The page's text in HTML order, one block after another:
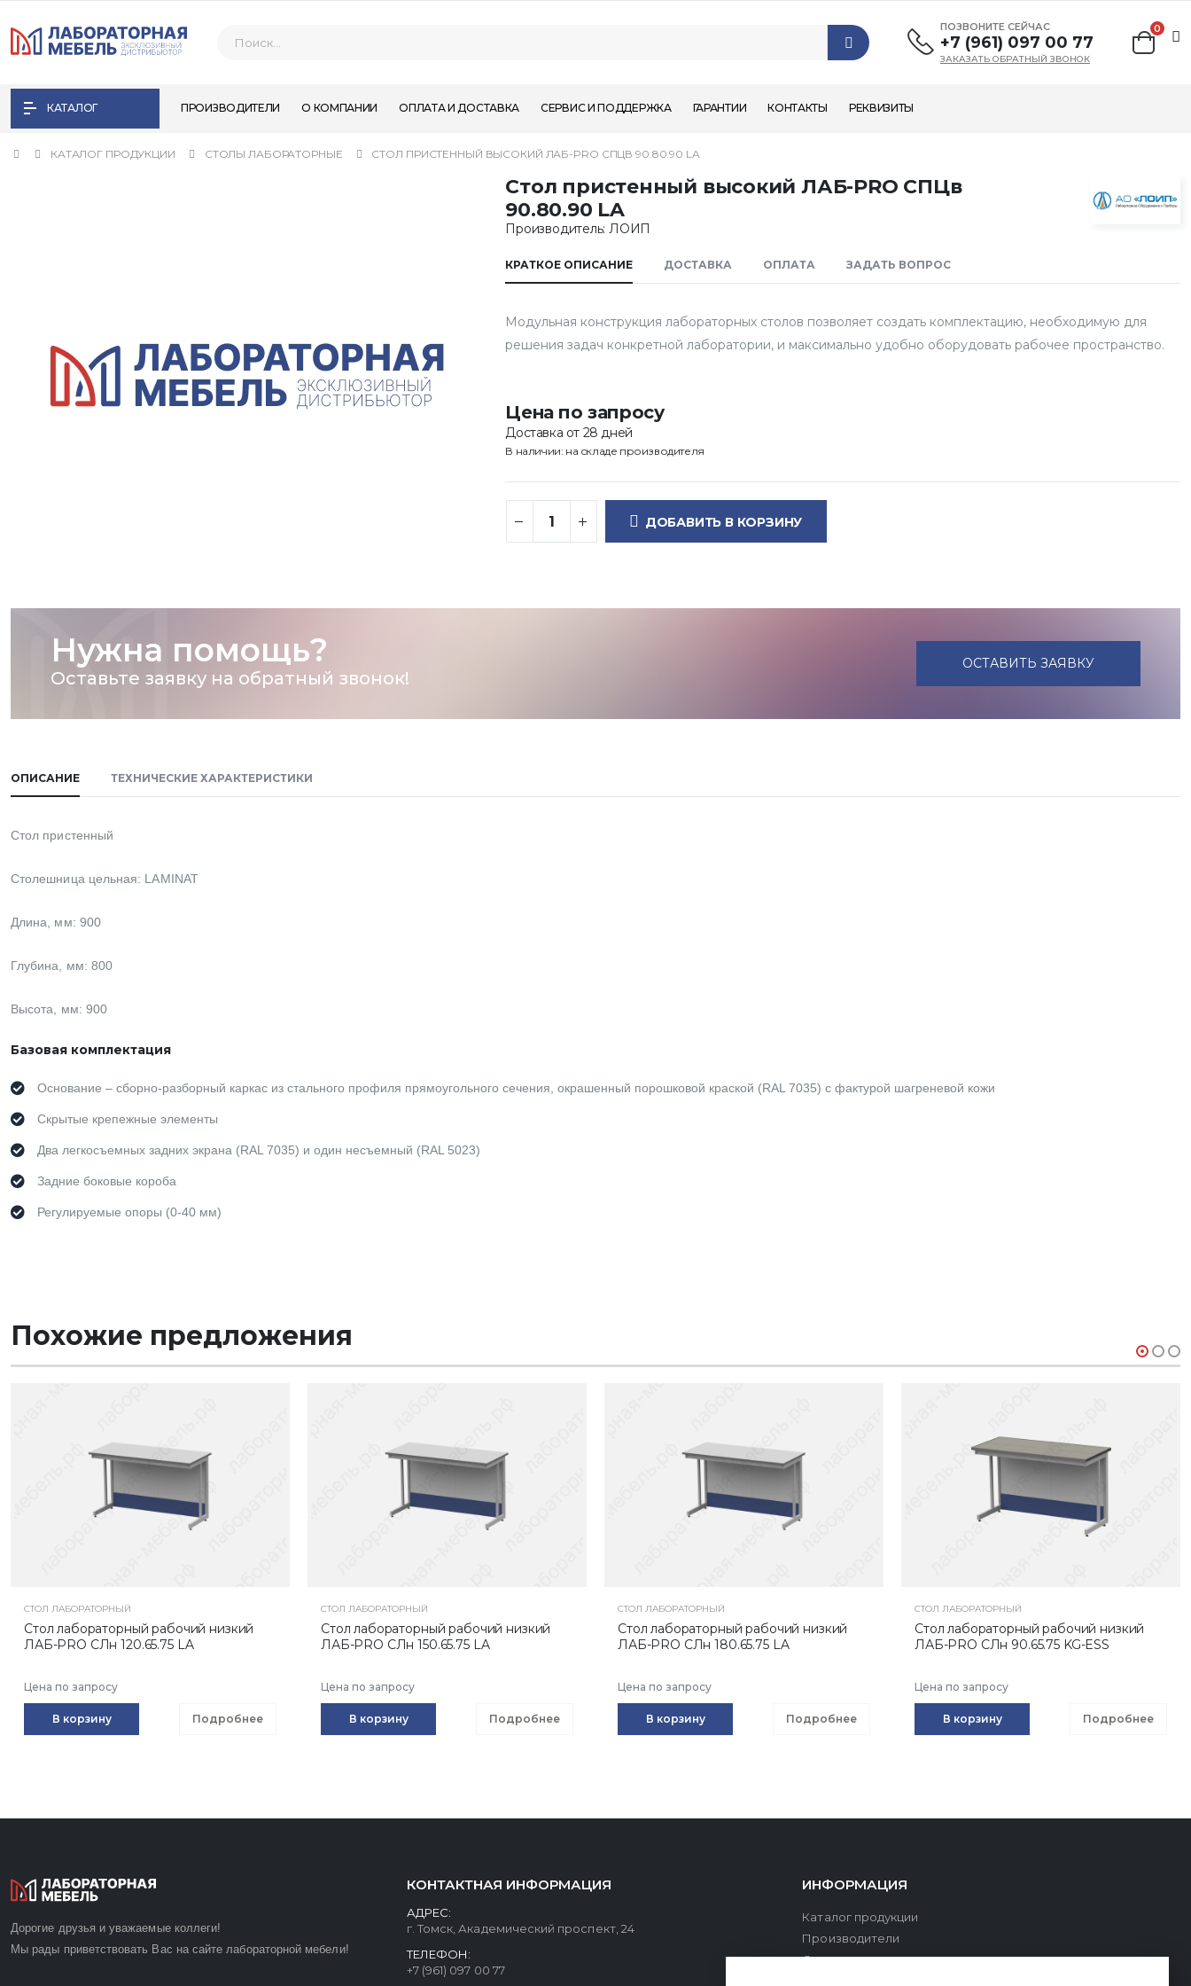
ПОЗВОНИТЕ СЕЙЧАС
+7 (961) 097 00 77
ЗАКАЗАТЬ ОБРАТНЫЙ ЗВОНОК
0
КАТАЛОГ ПРОИЗВОДИТЕЛИ О КОМПАНИИ ОПЛАТА И ДОСТАВКА СЕРВИС И ПОДДЕРЖКА ГАРАНТИИ КОНТАКТЫ РЕКВИЗИТЫ
КАТАЛОГ ПРОДУКЦИИ СТОЛЫ ЛАБОРАТОРНЫЕ СТОЛ ПРИСТЕННЫЙ ВЫСОКИЙ ЛАБ-PRO CПЦВ 90.80.90 LA
Стол пристенный высокий ЛАБ-PRO CПЦв
90.80.90 LA
Производитель: ЛОИП
КРАТКОЕ ОПИСАНИЕ ДОСТАВКА ОПЛАТА ЗАДАТЬ ВОПРОС
Модульная конструкция лабораторных столов позволяет создать комплектацию, необходимую для
решения задач конкретной лаборатории, и максимально удобно оборудовать рабочее пространство.
Цена по запросу
Доставка от 28 дней
В наличии: на складе производителя
ДОБАВИТЬ В КОРЗИНУ
Нужна помощь?
Оставьте заявку на обратный звонок!
ОСТАВИТЬ ЗАЯВКУ
ОПИСАНИЕ ТЕХНИЧЕСКИЕ ХАРАКТЕРИСТИКИ
Стол пристенный
Столешница цельная: LAMINAT
Длина, мм: 900
Глубина, мм: 800
Высота, мм: 900
Базовая комплектация
Основание – сборно-разборный каркас из стального профиля прямоугольного сечения, окрашенный порошковой краской (RAL 7035) с фактурой шагреневой кожи
Скрытые крепежные элементы
Два легкосъемных задних экрана (RAL 7035) и один несъемный (RAL 5023)
Задние боковые короба
Регулируемые опоры (0-40 мм)
Похожие предложения
СТОЛ ЛАБОРАТОРНЫЙ
Стол лабораторный рабочий низкий
ЛАБ-PRO CЛн 120.65.75 LA
Цена по запросу
В корзину Подробнее
СТОЛ ЛАБОРАТОРНЫЙ
Стол лабораторный рабочий низкий
ЛАБ-PRO CЛн 150.65.75 LA
Цена по запросу
В корзину Подробнее
СТОЛ ЛАБОРАТОРНЫЙ
Стол лабораторный рабочий низкий
ЛАБ-PRO CЛн 180.65.75 LA
Цена по запросу
В корзину Подробнее
СТОЛ ЛАБОРАТОРНЫЙ
Стол лабораторный рабочий низкий
ЛАБ-PRO CЛн 90.65.75 KG-ESS
Цена по запросу
В корзину Подробнее
Дорогие друзья и уважаемые коллеги!
Мы рады приветствовать Вас на сайте лабораторной мебели!
КОНТАКТНАЯ ИНФОРМАЦИЯ
АДРЕС:
г. Томск, Академический проспект, 24
ТЕЛЕФОН:
+7 (961) 097 00 77
ИНФОРМАЦИЯ
Каталог продукции
Производители
О компании